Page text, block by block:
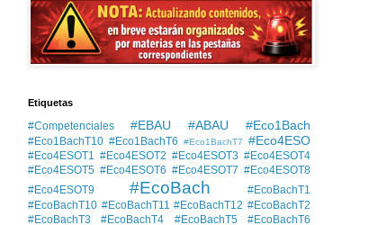
Etiquetas
#Competenciales #EBAU #ABAU #Eco1Bach
#Eco1BachT10 #Eco1BachT6 #Eco1BachT7 #Eco4ESO
#Eco4ESOT1 #Eco4ESOT2 #Eco4ESOT3 #Eco4ESOT4
#Eco4ESOT5 #Eco4ESOT6 #Eco4ESOT7 #Eco4ESOT8
#Eco4ESOT9
#EcoBach
#EcoBachT1
#EcoBachT10 #EcoBachT11 #EcoBachT12 #EcoBachT2
#EcoBachT3
#EcoBachT4 #EcoBachT5
#EcoBachT6